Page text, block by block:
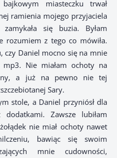
miasteczku trwał
ramienia mojego przyjaciela
się buzia. Byłam
rozumiem z tego co mówiła.
czy Daniel mocno się na mnie
mp3. Nie miałam ochoty na
a już na pewno nie tej
Sary.
stole, a Daniel przyniósł dla
Zawsze lubiłam
nie miał ochoty nawet
bawiąc się swoim
mnie cudowności,